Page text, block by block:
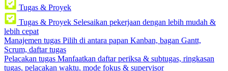
Tugas & Proyek
Tugas & Proyek Selesaikan pekerjaan dengan lebih mudah &
lebih cepat
Manajemen tugas Pilih di antara papan Kanban, bagan Gantt,
Scrum, daftar tugas
Pelacakan tugas Manfaatkan daftar periksa & subtugas, ringkasan
tugas, pelacakan waktu, mode fokus & supervisor